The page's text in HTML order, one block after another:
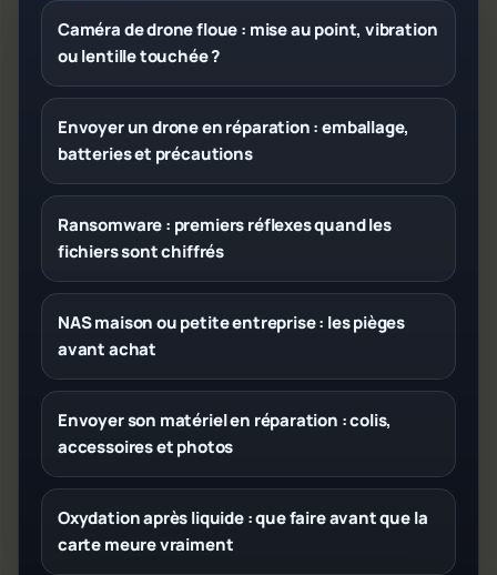
Caméra de drone floue : mise au point, vibration
ou lentille touchée ?
Envoyer un drone en réparation : emballage,
batteries et précautions
Ransomware : premiers réflexes quand les
fichiers sont chiffrés
NAS maison ou petite entreprise : les pièges
avant achat
Envoyer son matériel en réparation : colis,
accessoires et photos
Oxydation après liquide : que faire avant que la
carte meure vraiment